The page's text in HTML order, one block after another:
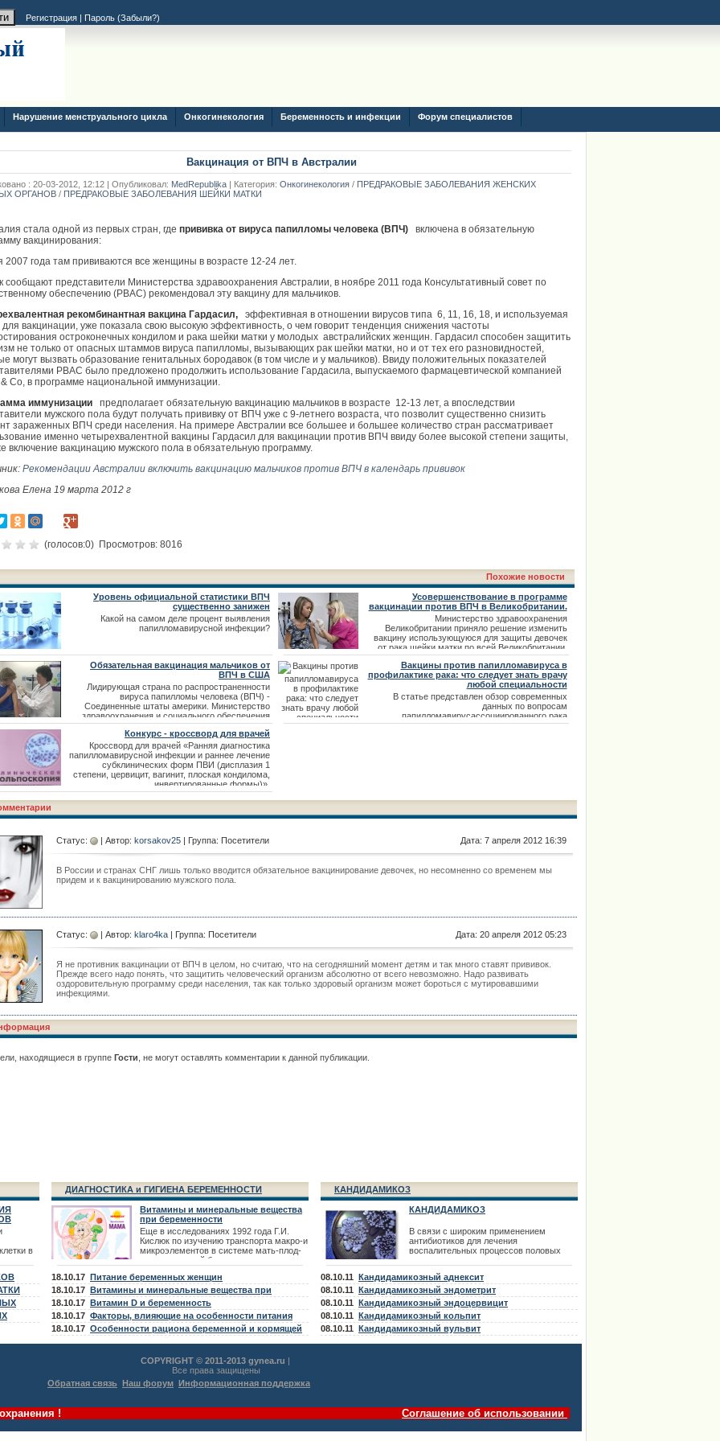
Регистрация | Пароль (Забыли?)
Нарушение менструального цикла Онкогинекология Беременность и инфекции Форум специалистов
Вакцинация от ВПЧ в Австралии
: 20-03-2012, 12:12 | Опубликовал: MedRepublika | Категория: Онкогинекология / ПРЕДРАКОВЫЕ ЗАБОЛЕВАНИЯ ЖЕНСКИХ
ОРГАНОВ / ПРЕДРАКОВЫЕ ЗАБОЛЕВАНИЯ ШЕЙКИ МАТКИ
стала одной из первых стран, где прививка от вируса папилломы человека (ВПЧ)
включена в обязательную
вакцинирования:
2007 года там прививаются все женщины в возрасте 12-24 лет.
сообщают представители Министерства здравоохранения Австралии, в ноябре 2011 года Консультативный совет по
обеспечению (PBAC) рекомендовал эту вакцину для мальчиков.
рекомбинантная вакцина Гардасил,
эффективная в отношении вирусов типа 6, 11, 16, 18, и используемая
вакцинации, уже показала свою высокую эффективность, о чем говорит тенденция снижения частоты
остроконечных кондилом и рака шейки матки у молодых австралийских женщин. Гардасил способен защитить
не только от опасных штаммов вируса папилломы, вызывающих рак шейки матки, но и от тех его разновидностей,
могут вызвать образование генитальных бородавок (в том числе и у мальчиков). Ввиду положительных показателей
PBAC было предложено продолжить использование Гардасила, выпускаемого фармацевтической компанией
& Co, в программе национальной иммунизации.
иммунизации
предполагает обязательную вакцинацию мальчиков в возрасте 12-13 лет, а впоследствии
мужского пола будут получать прививку от ВПЧ уже с 9-летнего возраста, что позволит существенно снизить
зараженных ВПЧ среди населения. На примере Австралии все большее и большее количество стран рассматривает
именно четырехвалентной вакцины Гардасил для вакцинации против ВПЧ ввиду более высокой степени защиты,
включение вакцинацию мужского пола в обязательную программу.
Рекомендации Австралии включить вакцинацию мальчиков против ВПЧ в календарь прививок
Елена 19 марта 2012 г
(голосов:0) Просмотров: 8016
Похожие новости
Уровень официальной статистики ВПЧ
существенно занижен
Какой на самом деле процент выявления
папилломавирусной инфекции?
Усовершенствование в программе
вакцинации против ВПЧ в Великобритании.
Министерство здравоохранения
Великобритании приняло решение изменить
вакцину использующуюся для защиты девочек
от рака шейки матки по всей Великобритании.
Обязательная вакцинация мальчиков от
ВПЧ в США
Лидирующая страна по распространенности
вируса папилломы человека (ВПЧ) -
Соединенные штаты америки. Министерство
здравоохранения и социального обеспечения
США принимает меры.
Вакцины против папилломавируса в
профилактике рака: что следует знать врачу
любой специальности
В статье представлен обзор современных
данных по вопросам
папилломавирусассоциированного рака
аногенитальной области, создания, механизма
Конкурс - кроссворд для врачей
Кроссворд для врачей «Ранняя диагностика
папилломавирусной инфекции и раннее лечение
субклинических форм ПВИ (дисплазия 1
степени, цервицит, вагинит, плоская кондилома,
инвертированные формы)».
Дата: 7 апреля 2012 16:39
Статус: | Автор: korsakov25 | Группа: Посетители
В России и странах СНГ лишь только вводится обязательное вакцинирование девочек, но несомненно со временем мы
придем и к вакцинированию мужского пола.
Дата: 20 апреля 2012 05:23
Статус: | Автор: klaro4ka | Группа: Посетители
Я не противник вакцинации от ВПЧ в целом, но считаю, что на сегодняшний момент детям и так много ставят прививок.
Прежде всего надо понять, что защитить человеческий организм абсолютно от всего невозможно. Надо развивать
оздоровительную программу среди населения, так как только здоровый организм может бороться с мутировавшими
инфекциями.
находящиеся в группе Гости , не могут оставлять комментарии к данной публикации.
в
К
ДИАГНОСТИКА и ГИГИЕНА БЕРЕМЕННОСТИ
Витамины и минеральные вещества
при беременности
Еще в исследованиях 1992 года Г.И.
Кислюк по изучению транспорта макро-и
микроэлементов в системе мать-плод-
новорожденный были выявлены -
18.10.17 Питание беременных женщин
18.10.17 Витамины и минеральные вещества при
планировании беременности
18.10.17 Витамин D и беременность
18.10.17 Факторы, влияющие на особенности питания
беременной и кормящей женщины
18.10.17 Особенности рациона беременной и кормящей
КАНДИДАМИКОЗ
КАНДИДАМИКОЗ
В связи с широким применением
антибиотиков для лечения
воспалительных процессов половых
половых органов. Кандидамикоз может
быть первичным заболеванием и как
осложнение антибиотикотерапии.
Кандидамикоз (кандидоз, молочница)
вызывается дрожжеподобными грибами
р
08.10.11 Кандидамикозный аднексит
08.10.11 Кандидамикозный эндометрит
08.10.11 Кандидамикозный эндоцервицит
08.10.11 Кандидамикозный кольпит
08.10.11 Кандидамикозный вульвит
COPYRIGHT © 2011-2013 gynea.ru |
Все права защищены
Обратная связь Наш форум Информационная поддержка
! Соглашение об использовании